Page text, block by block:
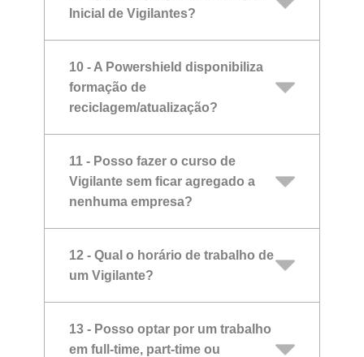
Inicial de Vigilantes?
10 - A Powershield disponibiliza
formação de
reciclagem/atualização?
11 - Posso fazer o curso de
Vigilante sem ficar agregado a
nenhuma empresa?
12 - Qual o horário de trabalho de
um Vigilante?
13 - Posso optar por um trabalho
em full-time, part-time ou